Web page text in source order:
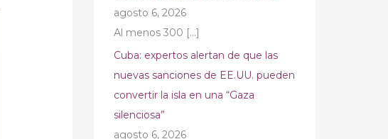
agosto 6, 2026
Al menos 300 […]
Cuba: expertos alertan de que las
nuevas sanciones de EE.UU. pueden
convertir la isla en una “Gaza
silenciosa”
agosto 6, 2026